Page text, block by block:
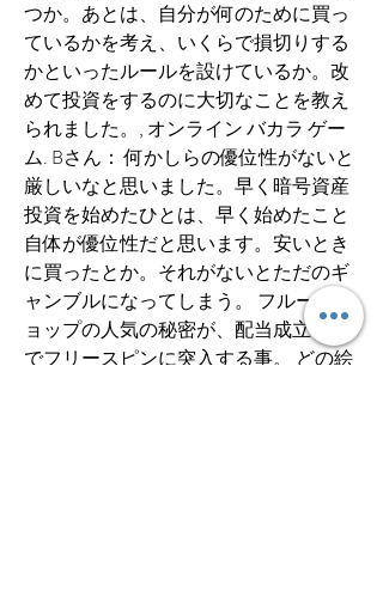
つか。あとは、自分が何のために買っ
ているかを考え、いくらで損切りする
かといったルールを設けているか。改
めて投資をするのに大切なことを教え
られました。, オンライン バカラ ゲー
ム. Bさん： 何かしらの優位性がないと
厳しいなと思いました。早く暗号資産
投資を始めたひとは、早く始めたこと
自体が優位性だと思います。安いとき
に買ったとか。それがないとただのギ
ャンブルになってしまう。 フルーツシ
ョップの人気の秘密が、配当成立のみ
でフリースピンに突入する事。 どの絵